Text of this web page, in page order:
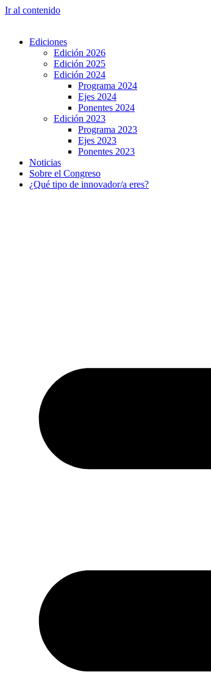
Ir al contenido
Ediciones
Edición 2026
Edición 2025
Edición 2024
Programa 2024
Ejes 2024
Ponentes 2024
Edición 2023
Programa 2023
Ejes 2023
Ponentes 2023
Noticias
Sobre el Congreso
¿Qué tipo de innovador/a eres?